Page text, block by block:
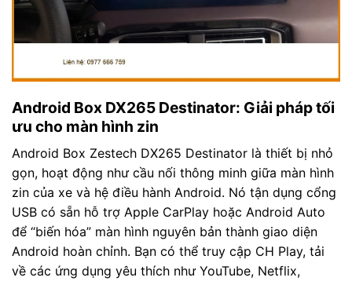
Android Box DX265 Destinator: Giải pháp tối
ưu cho màn hình zin
Android Box Zestech DX265 Destinator là thiết bị nhỏ
gọn, hoạt động như cầu nối thông minh giữa màn hình
zin của xe và hệ điều hành Android. Nó tận dụng cổng
USB có sẵn hỗ trợ Apple CarPlay hoặc Android Auto
để “biến hóa” màn hình nguyên bản thành giao diện
Android hoàn chỉnh. Bạn có thể truy cập CH Play, tải
về các ứng dụng yêu thích như YouTube, Netflix,